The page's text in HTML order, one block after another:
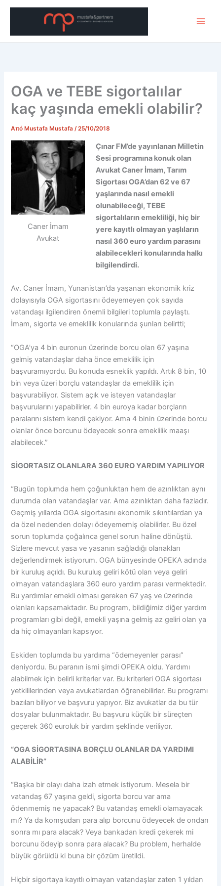
Μετάβαση
OGA ve TEBE sigortalılar
kaç yaşında emekli olabilir?
Από Mustafa Mustafa/25/10/2018
Caner İmam
Avukat
Çınar FM’de yayınlanan Milletin
Sesi programına konuk olan
Avukat Caner İmam, Tarım
Sigortası OGA’dan 62 ve 67
yaşlarında nasıl emekli
olunabileceği, TEBE
sigortalıların emekliliği, hiç bir
yere kayıtlı olmayan yaşlıların
nasıl 360 euro yardım parasını
alabilecekleri konularında halkı
bilgilendirdi.
Av. Caner İmam, Yunanistan’da yaşanan ekonomik kriz
dolayısıyla OGA sigortasını ödeyemeyen çok sayıda
vatandaşı ilgilendiren önemli bilgileri toplumla paylaştı.
İmam, sigorta ve emeklilik konularında şunları belirtti;
“OGA’ya 4 bin euronun üzerinde borcu olan 67 yaşına
gelmiş vatandaşlar daha önce emeklilik için
başvuramıyordu. Bu konuda esneklik yapıldı. Artık 8 bin, 10
bin veya üzeri borçlu vatandaşlar da emeklilik için
başvurabiliyor. Sistem açık ve isteyen vatandaşlar
başvurularını yapabilirler. 4 bin euroya kadar borçların
paralarını sistem kendi çekiyor. Ama 4 binin üzerinde borcu
olanlar önce borcunu ödeyecek sonra emeklilik maaşı
alabilecek.”
SİGORTASIZ OLANLARA 360 EURO YARDIM YAPILIYOR
“Bugün toplumda hem çoğunluktan hem de azınlıktan aynı
durumda olan vatandaşlar var. Ama azınlıktan daha fazladır.
Geçmiş yıllarda OGA sigortasını ekonomik sıkıntılardan ya
da özel nedenden dolayı ödeyememiş olabilirler. Bu özel
sorun toplumda çoğalınca genel sorun haline dönüştü.
Sizlere mevcut yasa ve yasanın sağladığı olanakları
değerlendirmek istiyorum. OGA bünyesinde OPEKA adında
bir kuruluş açıldı. Bu kuruluş geliri kötü olan veya geliri
olmayan vatandaşlara 360 euro yardım parası vermektedir.
Bu yardımlar emekli olması gereken 67 yaş ve üzerinde
olanları kapsamaktadır. Bu program, bildiğimiz diğer yardım
programları gibi değil, emekli yaşına gelmiş az geliri olan ya
da hiç olmayanları kapsıyor.
Eskiden toplumda bu yardıma “ödemeyenler parası”
deniyordu. Bu paranın ismi şimdi OPEKA oldu. Yardımı
alabilmek için belirli kriterler var. Bu kriterleri OGA sigortası
yetkililerinden veya avukatlardan öğrenebilirler. Bu programı
bazıları biliyor ve başvuru yapıyor. Biz avukatlar da bu tür
dosyalar bulunmaktadır. Bu başvuru küçük bir süreçten
geçerek 360 euroluk bir yardım şeklinde veriliyor.
“OGA SİGORTASINA BORÇLU OLANLAR DA YARDIMI
ALABİLİR”
“Başka bir olayı daha izah etmek istiyorum. Mesela bir
vatandaş 67 yaşına geldi, sigorta borcu var ama
ödenmemiş ne yapacak? Bu vatandaş emekli olamayacak
mı? Ya da komşudan para alıp borcunu ödeyecek de ondan
sonra mı para alacak? Veya bankadan kredi çekerek mi
borcunu ödeyip sonra para alacak? Bu problem, herhalde
büyük görüldü ki buna bir çözüm üretildi.
Hiçbir sigortaya kayıtlı olmayan vatandaşlar zaten 1 yıldan